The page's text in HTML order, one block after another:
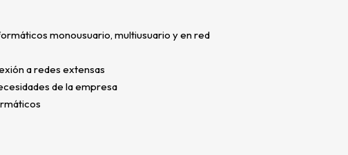
monousuario, multiusuario y en red
a redes extensas
de la empresa